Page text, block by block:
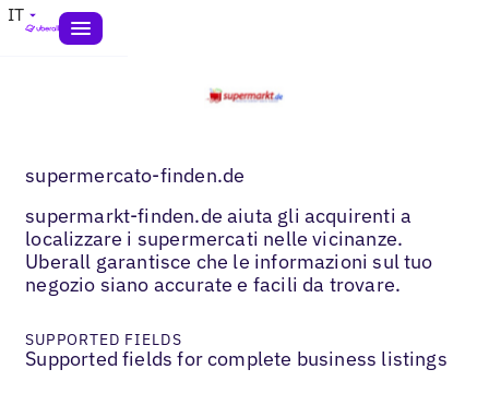
IT
supermercato-finden.de
supermarkt-finden.de aiuta gli acquirenti a
localizzare i supermercati nelle vicinanze.
Uberall garantisce che le informazioni sul tuo
negozio siano accurate e facili da trovare.
SUPPORTED FIELDS
Supported fields for complete business listings